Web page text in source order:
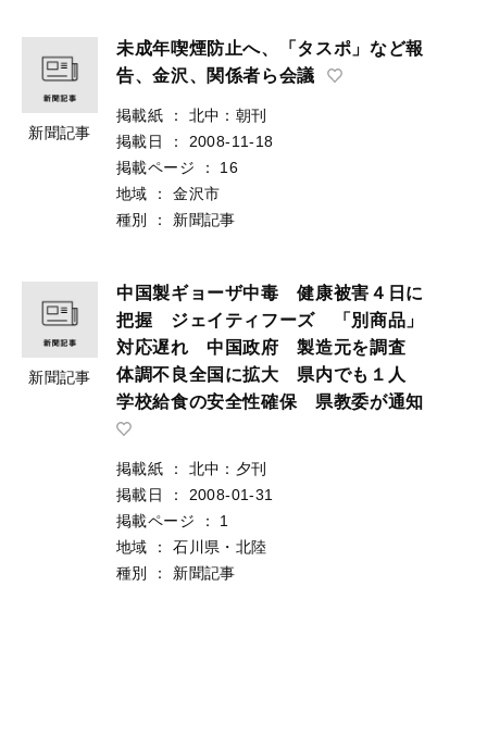
新聞記事
未成年喫煙防止へ、「タスポ」など報
告、金沢、関係者ら会議
掲載紙 ：
北中：朝刊
掲載日
：
2008-11-18
掲載ページ
：
16
地域
：
金沢市
種別
： 新聞記事
新聞記事
中国製ギョーザ中毒 健康被害４日に
把握 ジェイティフーズ 「別商品」
対応遅れ 中国政府 製造元を調査
体調不良全国に拡大 県内でも１人
学校給食の安全性確保 県教委が通知
掲載紙 ：
北中：夕刊
掲載日
：
2008-01-31
掲載ページ
：
1
地域
：
石川県・北陸
種別
： 新聞記事